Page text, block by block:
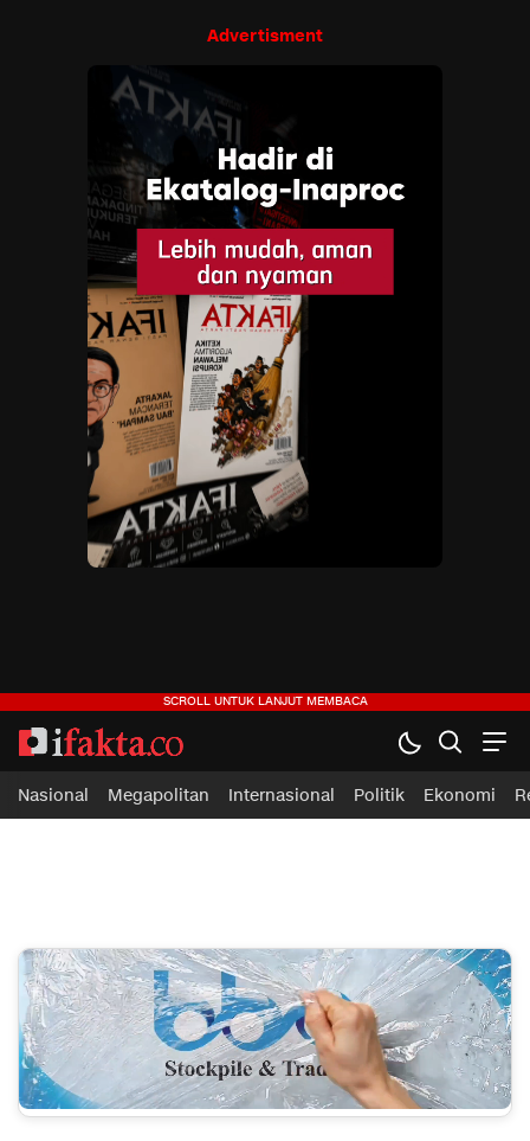
Advertisment
ifakta.co
#pastibenar
Nasional Megapolitan Internasional Politik Ekonomi